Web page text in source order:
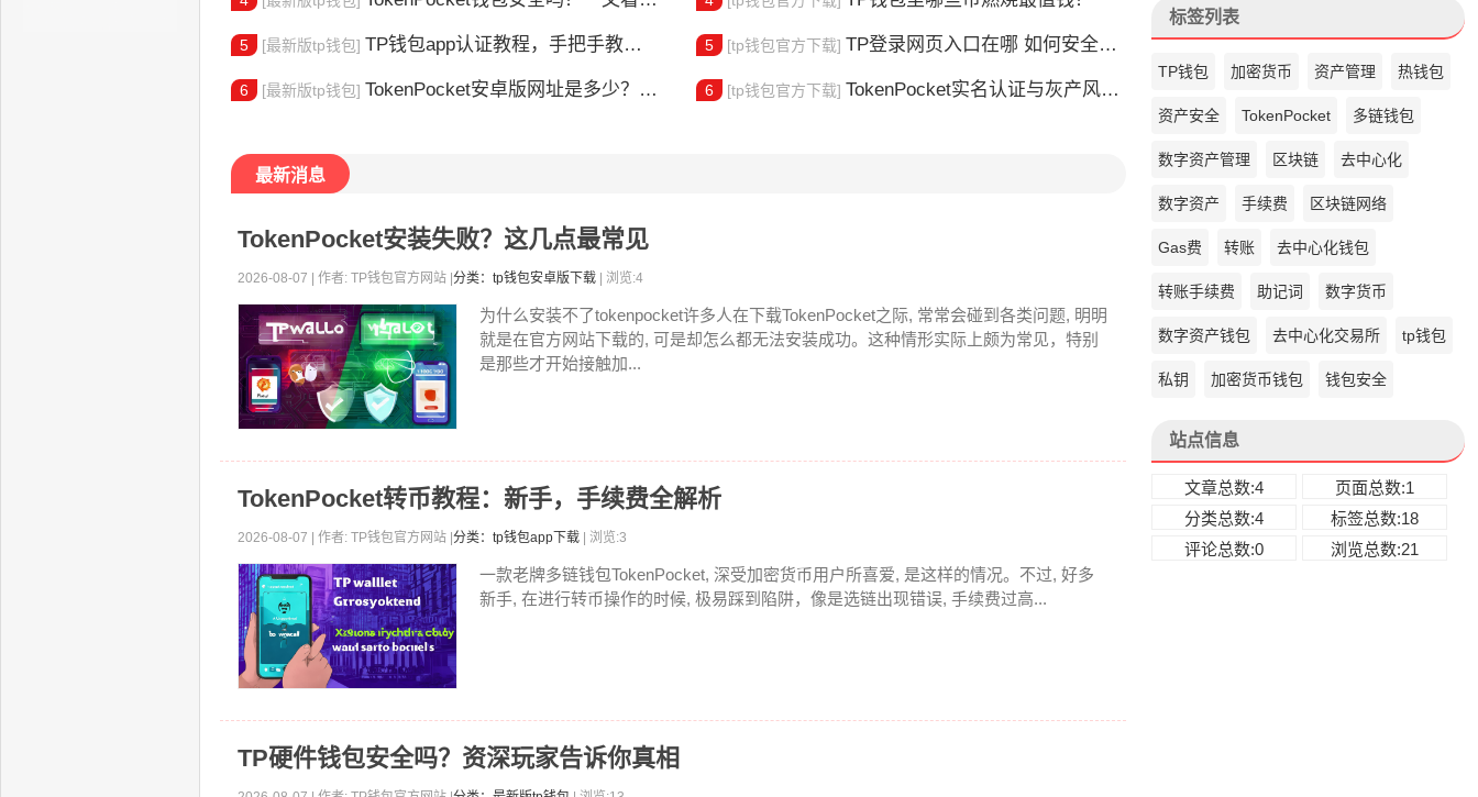
5 [最新版tp钱包] TP钱包app认证教程，手把手教你完成身份验证
6 [最新版tp钱包] TokenPocket安卓版网址是多少？一文教你安全下载
5 [tp钱包官方下载] TP登录网页入口在哪 如何安全快速登陆平台
6 [tp钱包官方下载] TokenPocket实名认证与灰产风险全解析
最新消息
TokenPocket安装失败？这几点最常见
2026-08-07 | 作者: TP钱包官方网站 | 分类：tp钱包安卓版下载 | 浏览:4
为什么安装不了tokenpocket许多人在下载TokenPocket之际, 常常会碰到各类问题, 明明
就是在官方网站下载的, 可是却怎么都无法安装成功。这种情形实际上颇为常见，特别
是那些才开始接触加...
TokenPocket转币教程：新手，手续费全解析
2026-08-07 | 作者: TP钱包官方网站 | 分类：tp钱包app下载 | 浏览:3
一款老牌多链钱包TokenPocket, 深受加密货币用户所喜爱, 是这样的情况。不过, 好多
新手, 在进行转币操作的时候, 极易踩到陷阱，像是选链出现错误, 手续费过高...
TP硬件钱包安全吗？资深玩家告诉你真相
标签列表
TP钱包 加密货币 资产管理 热钱包
资产安全 TokenPocket 多链钱包
数字资产管理 区块链 去中心化
数字资产 手续费 区块链网络
Gas费 转账 去中心化钱包
转账手续费 助记词 数字货币
数字资产钱包 去中心化交易所 tp钱包
私钥 加密货币钱包 钱包安全
站点信息
文章总数:4
页面总数:1
分类总数:4
标签总数:18
评论总数:0
浏览总数:21